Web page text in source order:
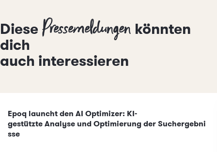
Diese Pressemeldungen könnten
dich
auch interessieren
Epoq launcht den AI Optimizer: KI-
gestützte Analyse und Optimierung der Suchergebni
sse